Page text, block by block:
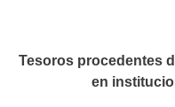
Tesoros procedentes
en